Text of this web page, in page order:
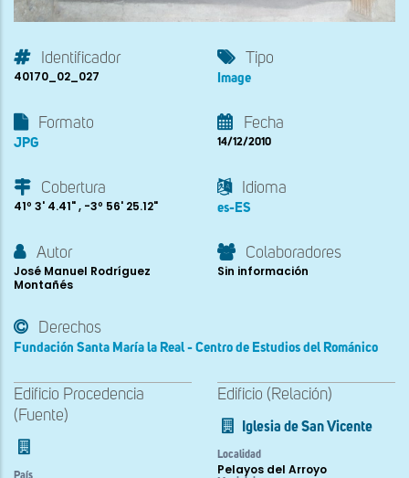
Identificador
40170_02_027
Tipo
Image
Formato
JPG
Fecha
14/12/2010
Cobertura
41º 3' 4.41" , -3º 56' 25.12"
Idioma
es-ES
Autor
José Manuel Rodríguez
Montañés
Colaboradores
Sin información
Derechos
Fundación Santa María la Real - Centro de Estudios del Románico
Edificio Procedencia
(Fuente)
Edificio (Relación)
Iglesia de San Vicente
Localidad
Pelayos del Arroyo